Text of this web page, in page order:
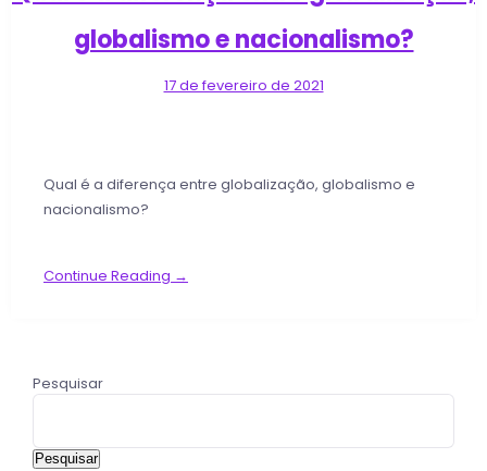
globalismo e nacionalismo?
17 de fevereiro de 2021
Qual é a diferença entre globalização, globalismo e
nacionalismo?
Continue Reading →
Pesquisar
Pesquisar